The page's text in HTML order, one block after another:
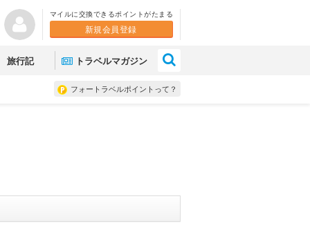
マイルに交換できるポイントがたまる
新規会員登録
旅行記 トラベルマガジン
フォートラベルポイントって？